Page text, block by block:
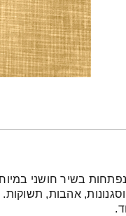
בשיר חושני
אהבות, תשוקות.